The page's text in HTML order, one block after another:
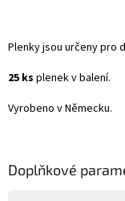
Plenky jsou určeny pro
25 ks plenek v balení.
Vyrobeno v Německu.
Doplňkové